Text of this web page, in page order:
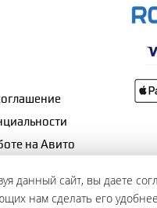
данный сайт, вы даете
нам сделать его
на Авито